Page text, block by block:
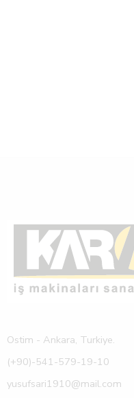
Ostim - Ankara, Turkiye.
(+90)-541-579-19-10
yusufsari1910@mail.com